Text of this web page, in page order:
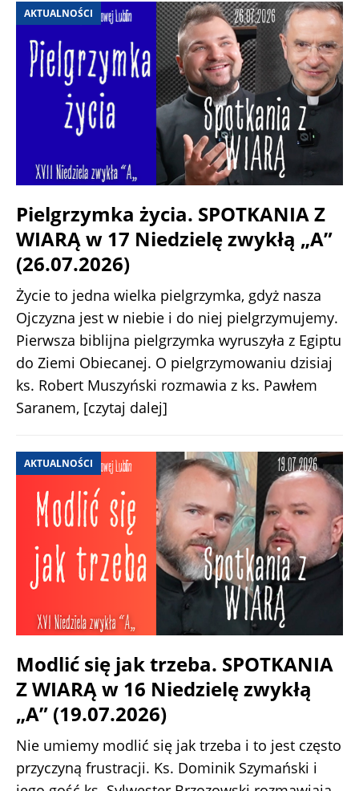
AKTUALNOŚCI
Pielgrzymka życia. SPOTKANIA Z
WIARĄ w 17 Niedzielę zwykłą „A”
(26.07.2026)
Życie to jedna wielka pielgrzymka, gdyż nasza
Ojczyzna jest w niebie i do niej pielgrzymujemy.
Pierwsza biblijna pielgrzymka wyruszyła z Egiptu
do Ziemi Obiecanej. O pielgrzymowaniu dzisiaj
ks. Robert Muszyński rozmawia z ks. Pawłem
Saranem, [czytaj dalej]
AKTUALNOŚCI
Modlić się jak trzeba. SPOTKANIA
Z WIARĄ w 16 Niedzielę zwykłą
„A” (19.07.2026)
Nie umiemy modlić się jak trzeba i to jest często
przyczyną frustracji. Ks. Dominik Szymański i